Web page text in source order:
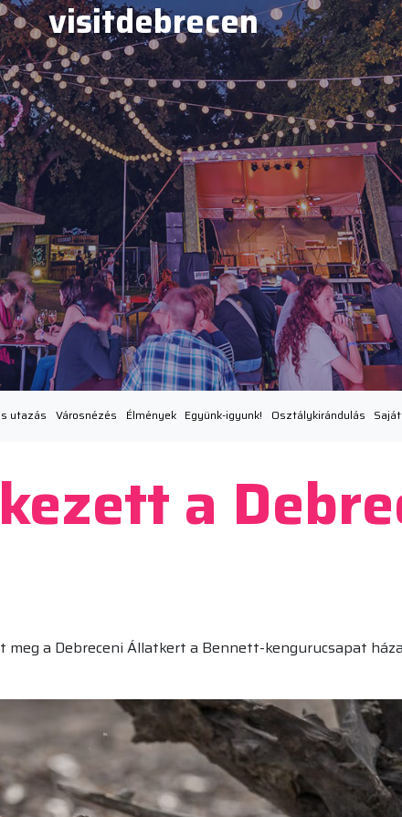
visitdebrecen
utazás Városnézés Élmények Együnk-igyunk! Osztálykirándulás
a
a Debreceni Állatkert a Bennett-kengurucsapat